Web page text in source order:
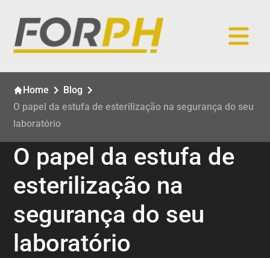
Home
Blog
O papel da estufa de esterilização na segurança do seu
laboratório
O papel da estufa de
esterilização na
segurança do seu
laboratório